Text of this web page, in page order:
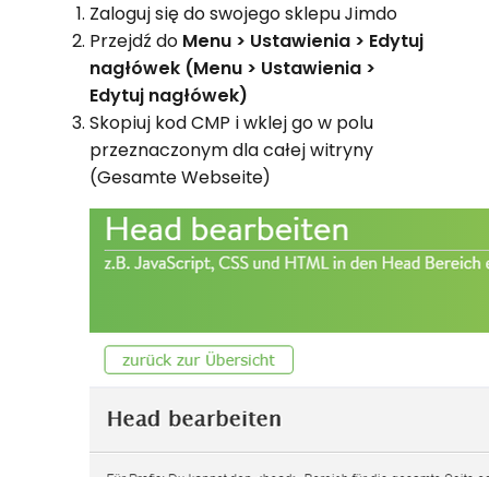
Zaloguj się do swojego sklepu Jimdo
Przejdź do Menu > Ustawienia > Edytuj
nagłówek (Menu > Ustawienia >
Edytuj nagłówek)
Skopiuj kod CMP i wklej go w polu
przeznaczonym dla całej witryny
(Gesamte Webseite)